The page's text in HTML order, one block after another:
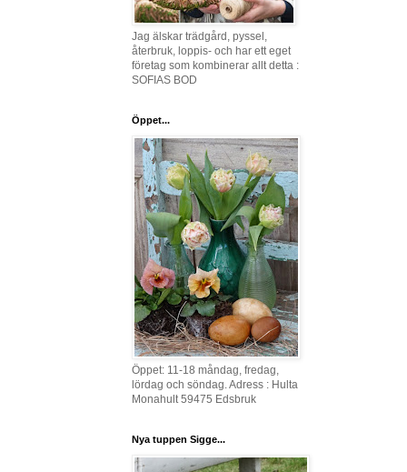
Jag älskar trädgård, pyssel,
återbruk, loppis- och har ett eget
företag som kombinerar allt detta :
SOFIAS BOD
Öppet...
Öppet: 11-18 måndag, fredag,
lördag och söndag. Adress : Hulta
Monahult 59475 Edsbruk
Nya tuppen Sigge...